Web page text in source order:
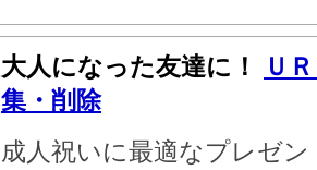
大人になった友達に！
Ｕ
集・削除
成人祝いに最適なプレゼ